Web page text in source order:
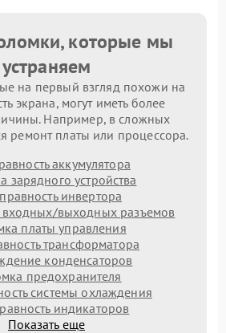
которые мы
устраняем
на первый взгляд похожи на
экрана, могут иметь более
Например, в сложных
ремонт платы или процессора.
аккумулятора
зарядного устройства
инвертора
выходных разъемов
платы управления
трансформатора
конденсаторов
предохранителя
системы охлаждения
индикаторов
Показать еще